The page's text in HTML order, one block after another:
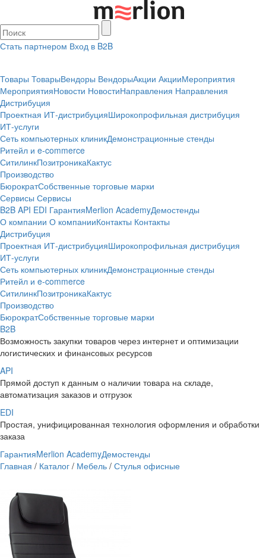
Стать партнером Вход в B2B
Товары ТоварыВендоры ВендорыАкции АкцииМероприятия
МероприятияНовости НовостиНаправления Направления
Дистрибуция
Проектная ИТ-дистрибуцияШирокопрофильная дистрибуция
ИТ-услуги
Сеть компьютерных клиникДемонстрационные стенды
Ритейл и e-commerce
СитилинкПозитроникаКактус
Производство
БюрократСобственные торговые марки
Сервисы Сервисы
B2B API EDI ГарантияMerlion AcademyДемостенды
О компании О компанииКонтакты Контакты
Дистрибуция
Проектная ИТ-дистрибуцияШирокопрофильная дистрибуция
ИТ-услуги
Сеть компьютерных клиникДемонстрационные стенды
Ритейл и e-commerce
СитилинкПозитроникаКактус
Производство
БюрократСобственные торговые марки
B2B
Возможность закупки товаров через интернет и оптимизации
логистических и финансовых ресурсов
API
Прямой доступ к данным о наличии товара на складе,
автоматизация заказов и отгрузок
EDI
Простая, унифицированная технология оформления и обработки
заказа
ГарантияMerlion AcademyДемостенды
Главная / Каталог / Мебель / Стулья офисные